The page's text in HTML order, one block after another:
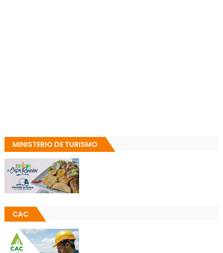
MINISTERIO DE TURISMO
CAC